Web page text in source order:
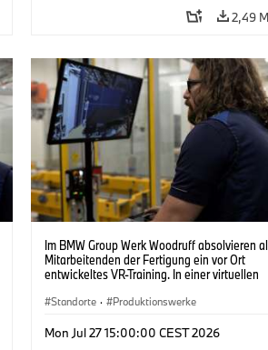
2,49
Im BMW Group Werk Woodruff absolvieren
Mitarbeitenden der Fertigung ein vor Ort
entwickeltes VR-Training. In einer virtuellen
Produktion realitätsnah üben. (07/2026)
Standorte · Produktionswerke
Mon Jul 27 15:00:00 CEST 2026